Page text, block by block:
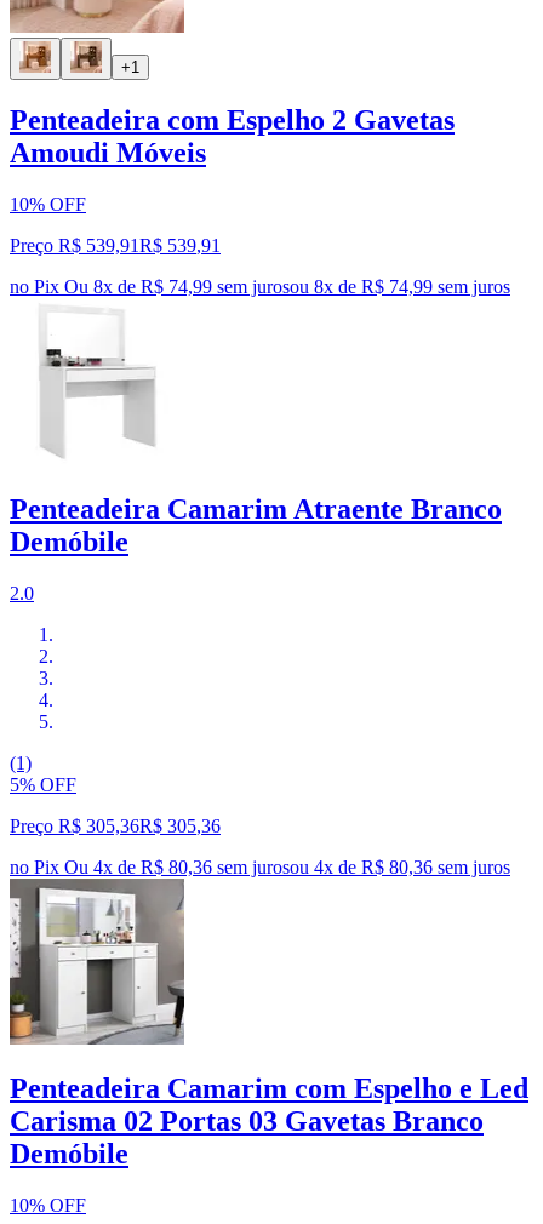
+1
Penteadeira com Espelho 2 Gavetas
Amoudi Móveis
10% OFF
Preço R$ 539,91R$ 539,91
no Pix Ou 8x de R$ 74,99 sem jurosou 8x de R$ 74,99 sem juros
Penteadeira Camarim Atraente Branco
Demóbile
2.0
(1)
5% OFF
Preço R$ 305,36R$ 305,36
no Pix Ou 4x de R$ 80,36 sem jurosou 4x de R$ 80,36 sem juros
Penteadeira Camarim com Espelho e Led
Carisma 02 Portas 03 Gavetas Branco
Demóbile
10% OFF